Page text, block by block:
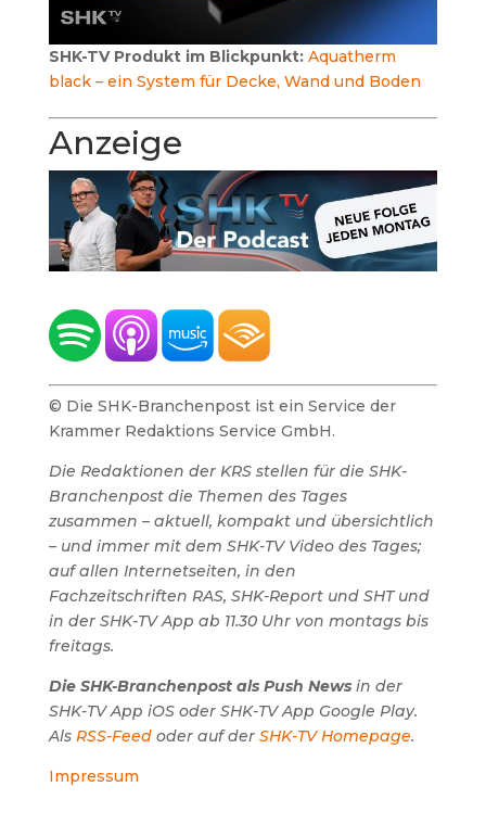
SHK-TV Produkt im Blickpunkt: Aquatherm
black – ein System für Decke, Wand und Boden
Anzeige
© Die SHK-Branchenpost ist ein Service der
Krammer Redaktions Service GmbH.
Die Redaktionen der KRS stellen für die SHK-
Branchenpost die Themen des Tages
zusammen – aktuell, kompakt und übersichtlich
– und immer mit dem SHK-TV Video des Tages;
auf allen Internetseiten, in den
Fachzeitschriften RAS, SHK-Report und SHT und
in der SHK-TV App ab 11.30 Uhr von montags bis
freitags.
Die SHK-Branchenpost als Push Newsin der
SHK-TV App iOS oder SHK-TV App Google Play.
Als RSS-Feedoder auf der SHK-TV Homepage.
Impressum